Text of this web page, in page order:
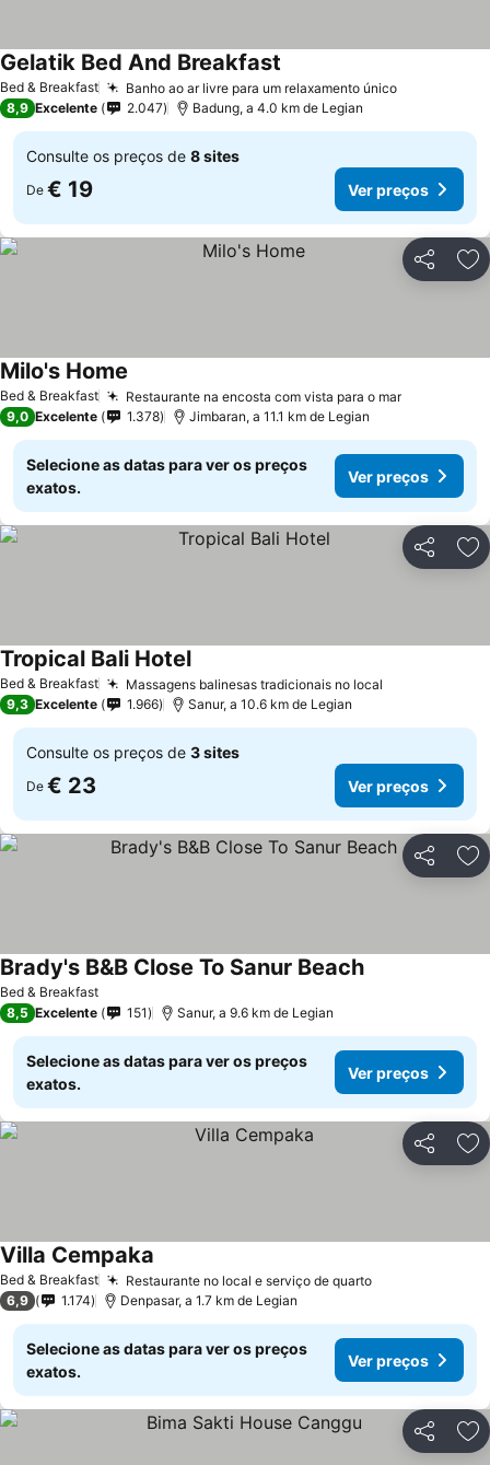
Bed & Breakfast Banho ao ar livre para um relaxamento únicoVer preços
Gelatik Bed And Breakfast
8,9 Excelente 2.047 Badung, a 4.0 km de Legian
Consulte os preços de 8 sites
De € 19 Ver preços
Partilhar
Bed & Breakfast Restaurante na encosta com vista para o marVer preços
Milo's Home
9,0 Excelente 1.378 Jimbaran, a 11.1 km de Legian
Selecione as datas para ver os preços
exatos.
Ver preços
Partilhar
Bed & Breakfast Massagens balinesas tradicionais no local
Tropical Bali HotelVer preços
9,3 Excelente 1.966 Sanur, a 10.6 km de Legian
Consulte os preços de 3 sites
De € 23 Ver preços
Partilhar
Bed & Breakfast
Brady's B&B Close To Sanur BeachVer preços
8,5 Excelente 151 Sanur, a 9.6 km de Legian
Selecione as datas para ver os preços
exatos.
Ver preços
Partilhar
Bed & Breakfast Restaurante no local e serviço de quartoVer preços
Villa Cempaka
6,9 1.174 Denpasar, a 1.7 km de Legian
Selecione as datas para ver os preços
exatos.
Ver preços
Partilhar